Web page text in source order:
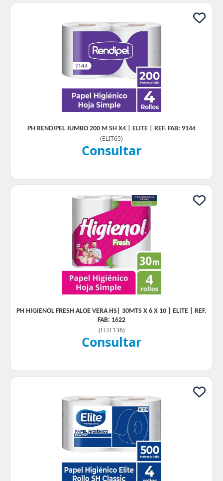
PH RENDIPEL JUMBO 200 M SH X4 | ELITE | REF. FAB: 9144
(ELIT65)
Consultar
PH HIGIENOL FRESH ALOE VERA HS| 30MTS X 6 X 10 | ELITE | REF.
FAB: 1622
(ELIT136)
Consultar